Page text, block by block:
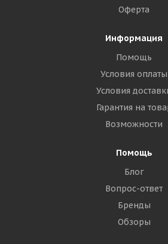
Оферта
Информация
Помощь
Условия оплаты
Условия
Гарантия на
Возможности
Помощь
Блог
Вопрос-ответ
Бренды
Обзоры